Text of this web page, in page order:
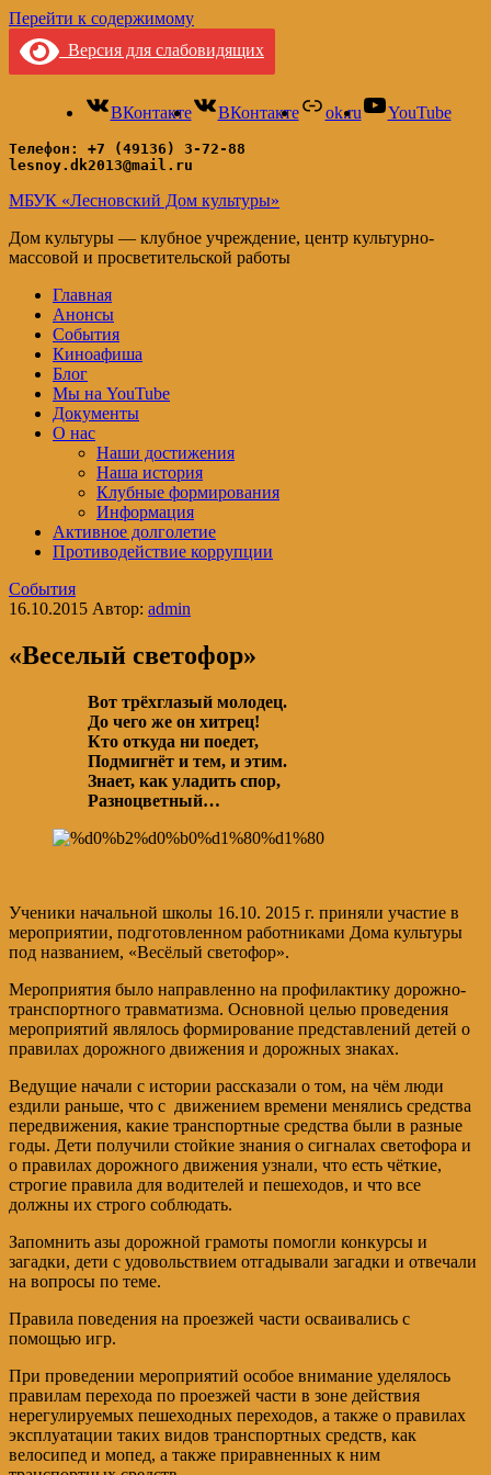
Перейти к содержимому
Версия для слабовидящих
ВКонтакте ВКонтакте ok.ru YouTube
Телефон: +7 (49136) 3-72-88
lesnoy.dk2013@mail.ru
МБУК «Лесновский Дом культуры»
Дом культуры — клубное учреждение, центр культурно-
массовой и просветительской работы
Главная
Анонсы
События
Киноафиша
Блог
Мы на YouTube
Документы
О нас
Наши достижения
Наша история
Клубные формирования
Информация
Активное долголетие
Противодействие коррупции
События
16.10.2015 Автор: admin
«Веселый светофор»
Вот трёхглазый молодец.
До чего же он хитрец!
Кто откуда ни поедет,
Подмигнёт и тем, и этим.
Знает, как уладить спор,
Разноцветный…
Ученики начальной школы 16.10. 2015 г. приняли участие в
мероприятии, подготовленном работниками Дома культуры
под названием, «Весёлый светофор».
Мероприятия было направленно на профилактику дорожно-
транспортного травматизма. Основной целью проведения
мероприятий являлось формирование представлений детей о
правилах дорожного движения и дорожных знаках.
Ведущие начали с истории рассказали о том, на чём люди
ездили раньше, что с движением времени менялись средства
передвижения, какие транспортные средства были в разные
годы. Дети получили стойкие знания о сигналах светофора и
о правилах дорожного движения узнали, что есть чёткие,
строгие правила для водителей и пешеходов, и что все
должны их строго соблюдать.
Запомнить азы дорожной грамоты помогли конкурсы и
загадки, дети с удовольствием отгадывали загадки и отвечали
на вопросы по теме.
Правила поведения на проезжей части осваивались с
помощью игр.
При проведении мероприятий особое внимание уделялось
правилам перехода по проезжей части в зоне действия
нерегулируемых пешеходных переходов, а также о правилах
эксплуатации таких видов транспортных средств, как
велосипед и мопед, а также приравненных к ним